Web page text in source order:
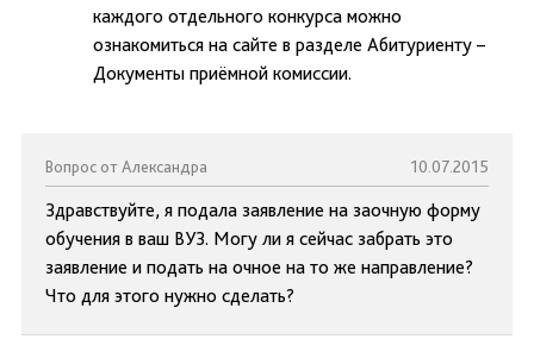
каждого отдельного конкурса можно
ознакомиться на сайте в разделе Абитуриенту –
Документы приёмной комиссии.
Вопрос от Александра 10.07.2015
Здравствуйте, я подала заявление на заочную форму
обучения в ваш ВУЗ. Могу ли я сейчас забрать это
заявление и подать на очное на то же направление?
Что для этого нужно сделать?